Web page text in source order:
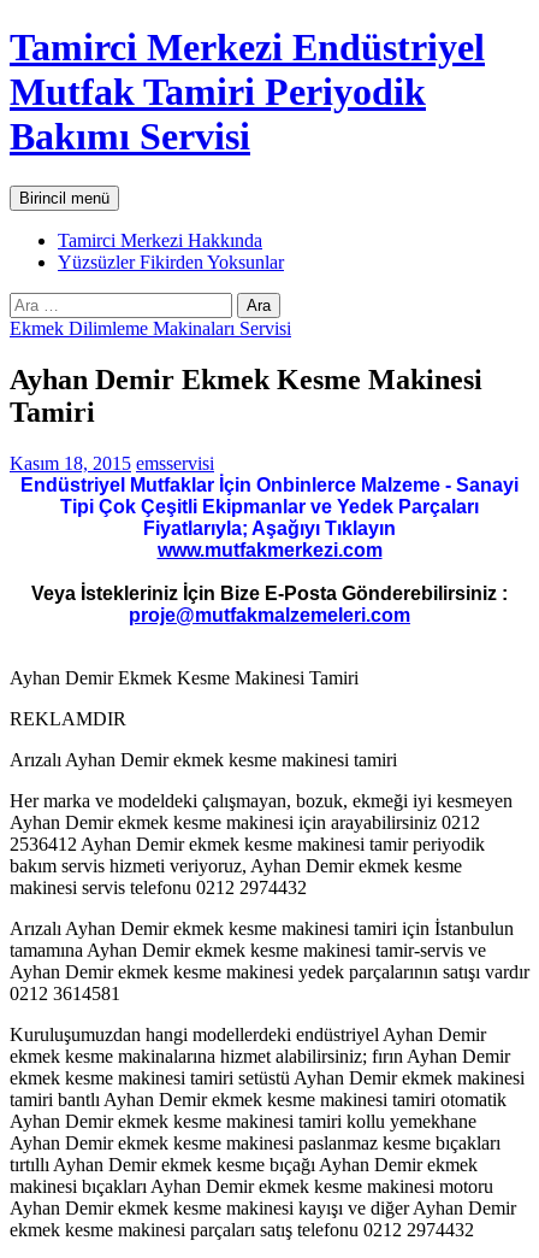
İçeriğe
atla
Tamirci Merkezi Endüstriyel
Mutfak Tamiri Periyodik
Bakımı Servisi
AraBirincil menü
Tamirci Merkezi Hakkında
Yüzsüzler Fikirden Yoksunlar
Arama:
Ekmek Dilimleme Makinaları Servisi
Ayhan Demir Ekmek Kesme Makinesi
Tamiri
Kasım 18, 2015 emsservisi
Endüstriyel Mutfaklar İçin Onbinlerce Malzeme - Sanayi
Tipi Çok Çeşitli Ekipmanlar ve Yedek Parçaları
Fiyatlarıyla; Aşağıyı Tıklayın
www.mutfakmerkezi.com
Veya İstekleriniz İçin Bize E-Posta Gönderebilirsiniz :
proje@mutfakmalzemeleri.com
Ayhan Demir Ekmek Kesme Makinesi Tamiri
REKLAMDIR
Arızalı Ayhan Demir ekmek kesme makinesi tamiri
Her marka ve modeldeki çalışmayan, bozuk, ekmeği iyi kesmeyen
Ayhan Demir ekmek kesme makinesi için arayabilirsiniz 0212
2536412 Ayhan Demir ekmek kesme makinesi tamir periyodik
bakım servis hizmeti veriyoruz, Ayhan Demir ekmek kesme
makinesi servis telefonu 0212 2974432
Arızalı Ayhan Demir ekmek kesme makinesi tamiri için İstanbulun
tamamına Ayhan Demir ekmek kesme makinesi tamir-servis ve
Ayhan Demir ekmek kesme makinesi yedek parçalarının satışı vardır
0212 3614581
Kuruluşumuzdan hangi modellerdeki endüstriyel Ayhan Demir
ekmek kesme makinalarına hizmet alabilirsiniz; fırın Ayhan Demir
ekmek kesme makinesi tamiri setüstü Ayhan Demir ekmek makinesi
tamiri bantlı Ayhan Demir ekmek kesme makinesi tamiri otomatik
Ayhan Demir ekmek kesme makinesi tamiri kollu yemekhane
Ayhan Demir ekmek kesme makinesi paslanmaz kesme bıçakları
tırtıllı Ayhan Demir ekmek kesme bıçağı Ayhan Demir ekmek
makinesi bıçakları Ayhan Demir ekmek kesme makinesi motoru
Ayhan Demir ekmek kesme makinesi kayışı ve diğer Ayhan Demir
ekmek kesme makinesi parçaları satış telefonu 0212 2974432